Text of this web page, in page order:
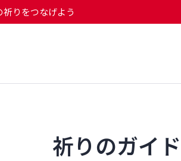
祈りをつなげよう
祈りのガイ